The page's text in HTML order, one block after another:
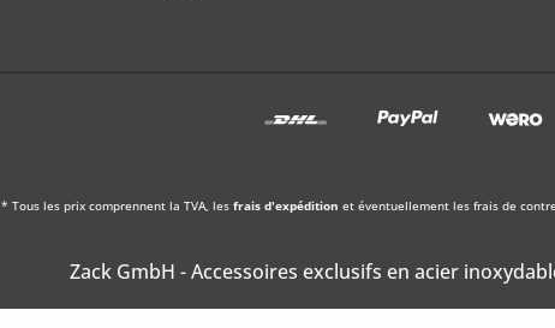
* Tous les prix comprennent la TVA, les frais d'expédition et éventuellement les frais de
Zack GmbH - Accessoires exclusifs en acier